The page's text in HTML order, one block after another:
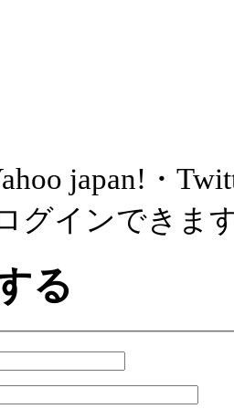
japan!・
グインできま
る